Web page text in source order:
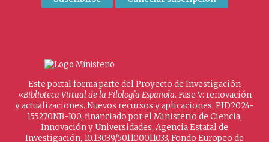
Este portal forma parte del Proyecto de Investigación
«Biblioteca Virtual de la Filología Española. Fase V: renovación
y actualizaciones. Nuevos recursos y aplicaciones. PID2024-
155270NB-I00, financiado por el Ministerio de Ciencia,
Innovación y Universidades, Agencia Estatal de
Investigación, 10.13039/501100011033, Fondo Europeo de